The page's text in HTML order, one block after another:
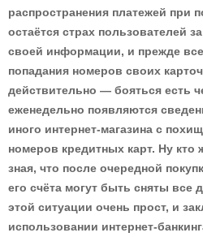
распространения платежей при
остаётся страх пользователей
своей информации, и прежде
попадания номеров своих
действительно — бояться есть
еженедельно появляются
иного интернет-магазина с
номеров кредитных карт. Ну кто
зная, что после очередной
его счёта могут быть сняты все
этой ситуации очень прост, и
использовании интернет-